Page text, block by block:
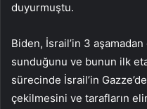
duyurmuştu.
Biden, İsrail’in 3
sunduğunu ve bunun ilk
sürecinde İsrail’in
çekilmesini ve tarafların